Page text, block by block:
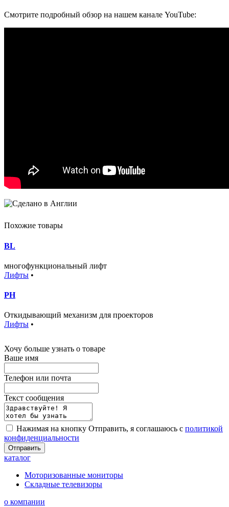
Смотрите подробный обзор на нашем канале YouTube:
Похожие товары
BL
многофункциональный лифт
Лифты •
PH
Откидывающий механизм для проекторов
Лифты •
Хочу больше узнать о товаре
Ваше имя
Телефон или почта
Текст сообщения
Нажимая на кнопку Отправить, я соглашаюсь с политикой
конфиденциальности
Отправить
каталог
Моторизованные мониторы
Складные телевизоры
о компании